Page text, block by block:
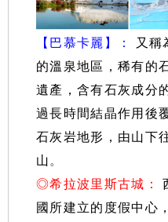
【巴慕卡麗】：
又稱
的溫泉地區，稀有的
遺產，含有石灰成分
過長時間結晶作用後
石灰岩地形，由山下
山 。
◎希拉波里斯古城：
國所建立的度假中心